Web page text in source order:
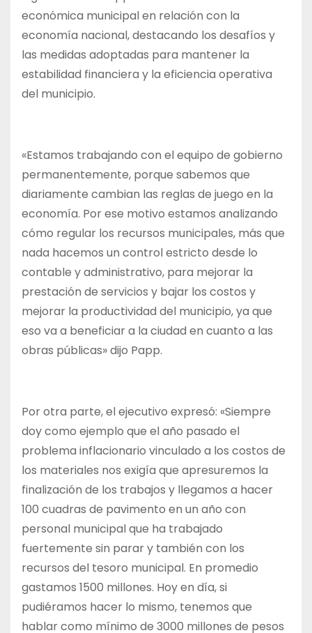
económica municipal en relación con la
economía nacional, destacando los desafíos y
las medidas adoptadas para mantener la
estabilidad financiera y la eficiencia operativa
del municipio.
«Estamos trabajando con el equipo de gobierno
permanentemente, porque sabemos que
diariamente cambian las reglas de juego en la
economía. Por ese motivo estamos analizando
cómo regular los recursos municipales, más que
nada hacemos un control estricto desde lo
contable y administrativo, para mejorar la
prestación de servicios y bajar los costos y
mejorar la productividad del municipio, ya que
eso va a beneficiar a la ciudad en cuanto a las
obras públicas» dijo Papp.
Por otra parte, el ejecutivo expresó: «Siempre
doy como ejemplo que el año pasado el
problema inflacionario vinculado a los costos de
los materiales nos exigía que apresuremos la
finalización de los trabajos y llegamos a hacer
100 cuadras de pavimento en un año con
personal municipal que ha trabajado
fuertemente sin parar y también con los
recursos del tesoro municipal. En promedio
gastamos 1500 millones. Hoy en día, si
pudiéramos hacer lo mismo, tenemos que
hablar como mínimo de 3000 millones de pesos